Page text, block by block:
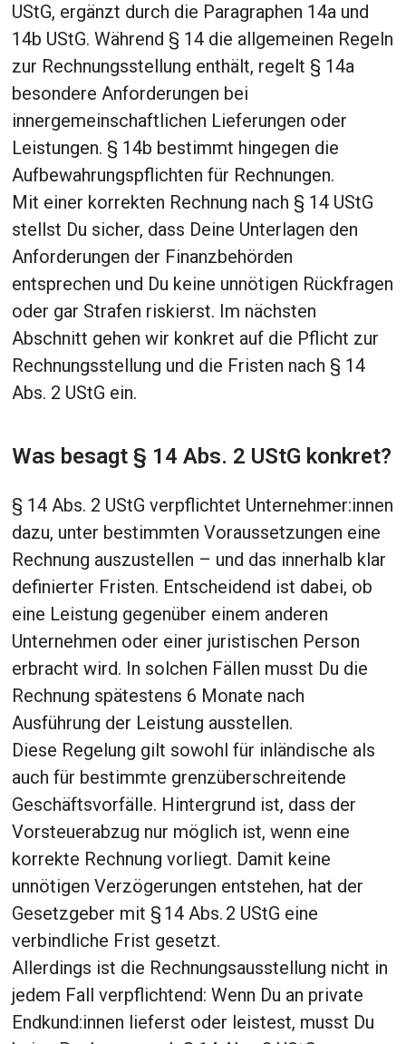
UStG, ergänzt durch die Paragraphen 14a und
14b UStG. Während § 14 die allgemeinen Regeln
zur Rechnungsstellung enthält, regelt § 14a
besondere Anforderungen bei
innergemeinschaftlichen Lieferungen oder
Leistungen. § 14b bestimmt hingegen die
Aufbewahrungspflichten für Rechnungen.
Mit einer korrekten Rechnung nach § 14 UStG
stellst Du sicher, dass Deine Unterlagen den
Anforderungen der Finanzbehörden
entsprechen und Du keine unnötigen Rückfragen
oder gar Strafen riskierst. Im nächsten
Abschnitt gehen wir konkret auf die Pflicht zur
Rechnungsstellung und die Fristen nach § 14
Abs. 2 UStG ein.
Was besagt § 14 Abs. 2 UStG konkret?
§ 14 Abs. 2 UStG verpflichtet Unternehmer:innen
dazu, unter bestimmten Voraussetzungen eine
Rechnung auszustellen – und das innerhalb klar
definierter Fristen. Entscheidend ist dabei, ob
eine Leistung gegenüber einem anderen
Unternehmen oder einer juristischen Person
erbracht wird. In solchen Fällen musst Du die
Rechnung spätestens 6 Monate nach
Ausführung der Leistung ausstellen.
Diese Regelung gilt sowohl für inländische als
auch für bestimmte grenzüberschreitende
Geschäftsvorfälle. Hintergrund ist, dass der
Vorsteuerabzug nur möglich ist, wenn eine
korrekte Rechnung vorliegt. Damit keine
unnötigen Verzögerungen entstehen, hat der
Gesetzgeber mit § 14 Abs. 2 UStG eine
verbindliche Frist gesetzt.
Allerdings ist die Rechnungsausstellung nicht in
jedem Fall verpflichtend: Wenn Du an private
Endkund:innen lieferst oder leistest, musst Du